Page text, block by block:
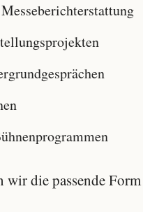
wir die passende